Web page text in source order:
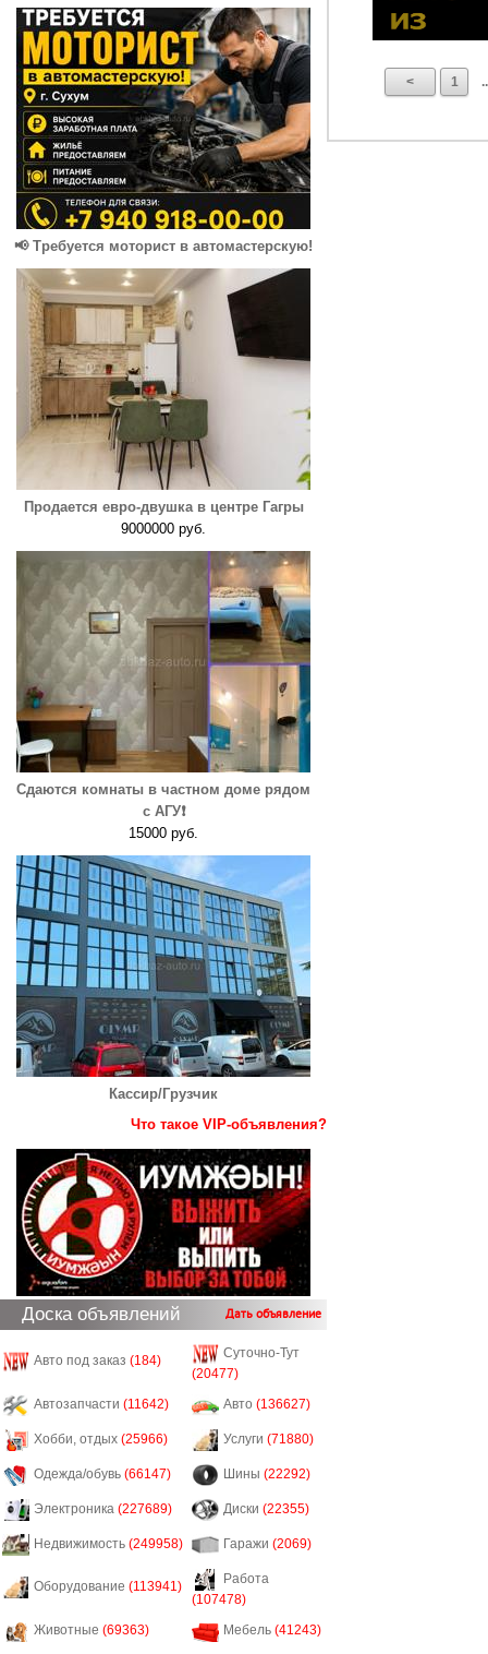
📢 Требуется моторист в автомастерскую!
Продается евро-двушка в центре Гагры
9000000 руб.
Сдаются комнаты в частном доме рядом
с АГУ❗️
15000 руб.
Кассир/Грузчик
Что такое VIP-объявления?
Доска объявлений Дать объявление
Авто под заказ (184)
Суточно-Тут
(20477)
Автозапчасти (11642) Авто (136627)
Хобби, отдых (25966) Услуги (71880)
Одежда/обувь (66147) Шины (22292)
Электроника (227689) Диски (22355)
Недвижимость (249958) Гаражи (2069)
Оборудование (113941)
Работа
(107478)
Животные (69363) Мебель (41243)
< 1